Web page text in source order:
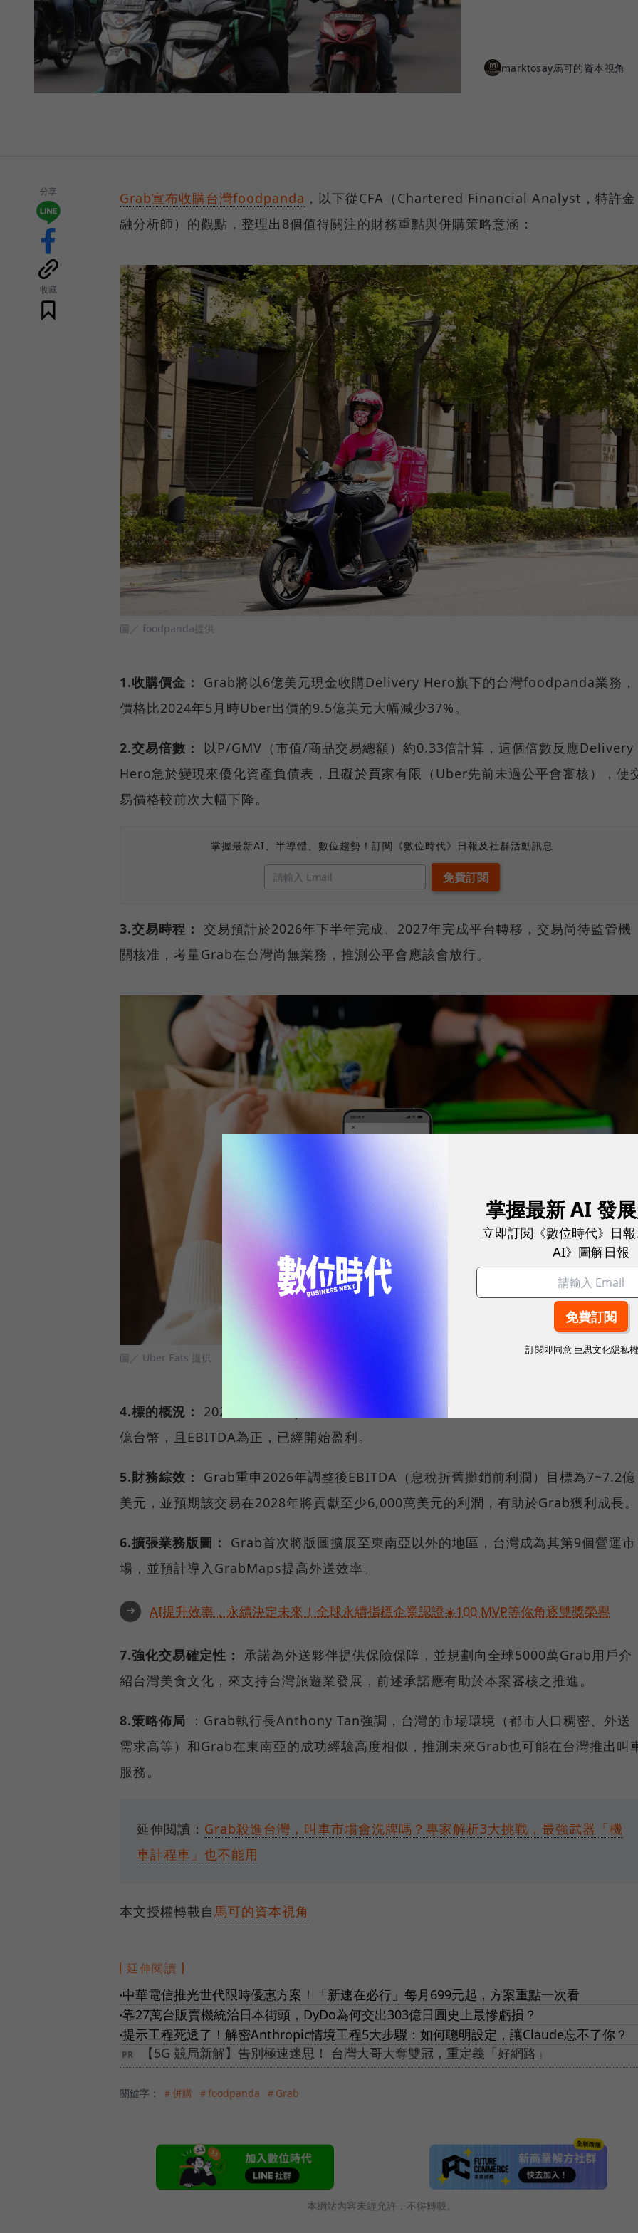
marktosay馬可的資本視角
分享
收藏
Grab宣布收購台灣foodpanda ，以下從CFA（Chartered Financial Analyst，特許金
融分析師）的觀點，整理出8個值得關注的財務重點與併購策略意涵：
圖／ foodpanda提供
1.收購價金：
Grab將以6億美元現金收購Delivery Hero旗下的台灣foodpanda業務，
價格比2024年5月時Uber出價的9.5億美元大幅減少37%。
2.交易倍數：
以P/GMV（市值/商品交易總額）約0.33倍計算，這個倍數反應Delivery
Hero急於變現來優化資產負債表，且礙於買家有限（Uber先前未過公平會審核），使
易價格較前次大幅下降。
掌握最新AI、半導體、數位趨勢！訂閱《數位時代》日報及社群活動訊息
3.交易時程：
交易預計於2026年下半年完成、2027年完成平台轉移，交易尚待監管機
關核准，考量Grab在台灣尚無業務，推測公平會應該會放行。
圖／ Uber Eats 提供
4.標的概況：
2025年度Foodpanda的GMV（商品交易總金額）約18億美元，約合560
億台幣，且EBITDA為正，已經開始盈利。
5.財務綜效：
Grab重申2026年調整後EBITDA（息稅折舊攤銷前利潤）目標為7~7.2億
美元，並預期該交易在2028年將貢獻至少6,000萬美元的利潤，有助於Grab獲利成長。
6.擴張業務版圖：
Grab首次將版圖擴展至東南亞以外的地區，台灣成為其第9個營運市
場，並預計導入GrabMaps提高外送效率。
➜ AI提升效率，永續決定未來！全球永續指標企業認證☀️100 MVP等你角逐雙獎榮譽
7.強化交易確定性： 承諾為外送夥伴提供保險保障，並規劃向全球5000萬Grab用戶介
紹台灣美食文化，來支持台灣旅遊業發展，前述承諾應有助於本案審核之推進。
8.策略佈局 ：Grab執行長Anthony Tan強調，台灣的市場環境（都市人口稠密、外送
需求高等）和Grab在東南亞的成功經驗高度相似，推測未來Grab也可能在台灣推出叫
服務。
延伸閱讀： Grab殺進台灣，叫車市場會洗牌嗎？專家解析3大挑戰，最強武器「機
車計程車」也不能用
本文授權轉載自馬可的資本視角
延伸閱讀
● 中華電信推光世代限時優惠方案！「新速在必行」每月699元起，方案重點一次看
●靠27萬台販賣機統治日本街頭，DyDo為何交出303億日圓史上最慘虧損？
●提示工程死透了！解密Anthropic情境工程5大步驟：如何聰明設定，讓Claude忘不了你？
【5G 競局新解】告別極速迷思！ 台灣大哥大奪雙冠，重定義「好網路」
關鍵字： ＃併購 ＃foodpanda ＃Grab
本網站內容未經允許，不得轉載。
掌握最新 AI 發
立即訂閱《數位時代》日
AI》圖解日報
訂閱即同意 巨思文化隱私